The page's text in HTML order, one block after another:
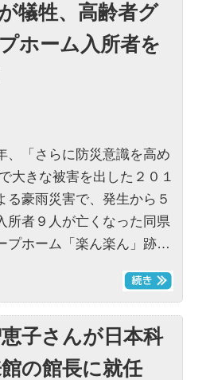
犠牲、高齢者グ
ホーム入所者を
、「さらに防災意識を高め
きな被害を出した２０１
る豪雨災害で、発生から５
所者９人が亡くなった同県
プホーム「楽ん楽ん」跡…
子さんが日本科
の館長に就任